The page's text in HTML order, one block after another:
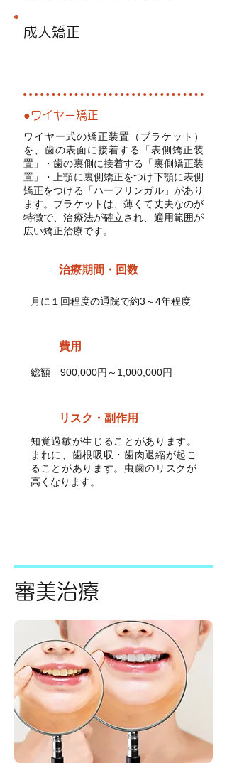
成人矯正
●ワイヤー矯正
ワイヤー式の矯正装置（ブラケット）
を、歯の表面に接着する「表側矯正装
置」・歯の裏側に接着する「裏側矯正装
置」・上顎に裏側矯正をつけ下顎に表側
矯正をつける「ハーフリンガル」があり
ます。ブラケットは、薄くて丈夫なのが
特徴で、治療法が確立され、適用範囲が
広い矯正治療です。
治療期間・回数
月に１回程度の通院で約3～4年程度
費用
総額 900,000円～1,000,000円
リスク・副作用
知覚過敏が生じることがあります。
まれに、歯根吸収・歯肉退縮が起こ
ることがあります。虫歯のリスクが
高くなります。
審美治療